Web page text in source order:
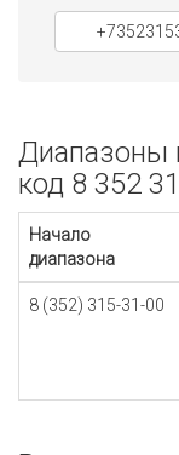
Диапазоны
код 8 352
Начало
диапазона
8 (352) 315-31-00